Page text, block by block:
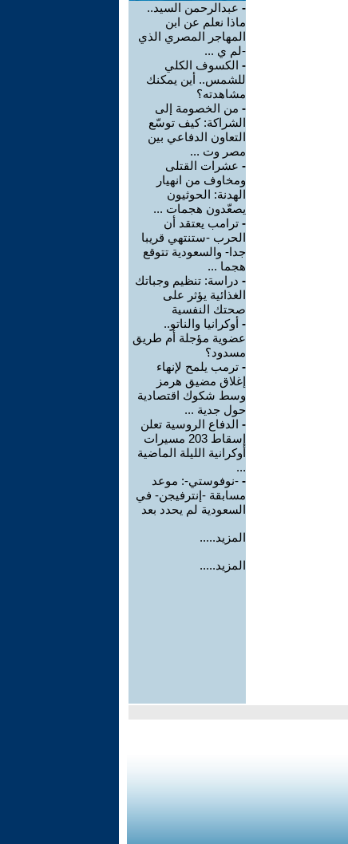
- عبدالرحمن السيد..
ماذا نعلم عن ابن
المهاجر المصري الذي
-لم ي ...
- الكسوف الكلي
للشمس.. أين يمكنك
مشاهدته؟
- من الخصومة إلى
الشراكة: كيف توسّع
التعاون الدفاعي بين
مصر وت ...
- عشرات القتلى
ومخاوف من انهيار
الهدنة: الحوثيون
يصعّدون هجمات ...
- ترامب يعتقد أن
الحرب -ستنتهي قريبا
جدا- والسعودية تتوقع
هجما ...
- دراسة: تنظيم وجباتك
الغذائية يؤثر على
صحتك النفسية
- أوكرانيا والناتو..
عضوية مؤجلة أم طريق
مسدود؟
- ترمب يلمح لإنهاء
إغلاق مضيق هرمز
وسط شكوك اقتصادية
حول جدية ...
- الدفاع الروسية تعلن
إسقاط 203 مسيرات
أوكرانية الليلة الماضية
...
- -نوفوستي-: موعد
مسابقة -إنترفيجن- في
السعودية لم يحدد بعد
المزيد.....
المزيد.....